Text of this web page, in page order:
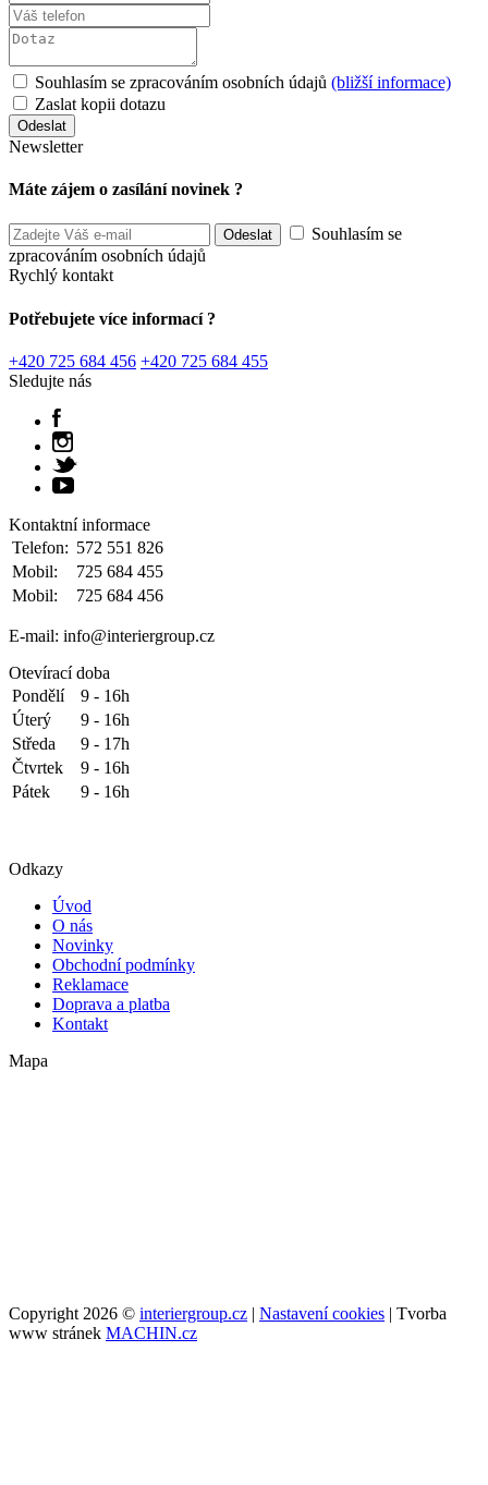
Souhlasím se zpracováním osobních údajů (bližší informace)
Zaslat kopii dotazu
Newsletter
Máte zájem o zasílání novinek ?
Souhlasím se
zpracováním osobních údajů
Rychlý kontakt
Potřebujete více informací ?
+420 725 684 456 +420 725 684 455
Sledujte nás
Kontaktní informace
Telefon: 572 551 826
Mobil:
725 684 455
Mobil:
725 684 456
E-mail: info@interiergroup.cz
Otevírací doba
Pondělí
9 - 16h
Úterý
9 - 16h
Středa
9 - 17h
Čtvrtek
9 - 16h
Pátek
9 - 16h
Odkazy
Úvod
O nás
Novinky
Obchodní podmínky
Reklamace
Doprava a platba
Kontakt
Mapa
Copyright 2026 © interiergroup.cz | Nastavení cookies | Tvorba
www stránek MACHIN.cz